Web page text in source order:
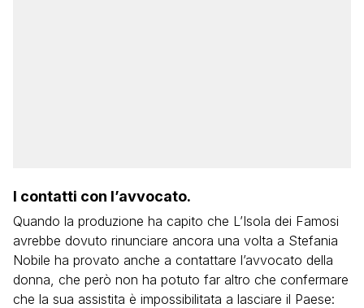
I contatti con l’avvocato.
Quando la produzione ha capito che L’Isola dei Famosi
avrebbe dovuto rinunciare ancora una volta a Stefania
Nobile ha provato anche a contattare l’avvocato della
donna, che però non ha potuto far altro che confermare
che la sua assistita è impossibilitata a lasciare il Paese: